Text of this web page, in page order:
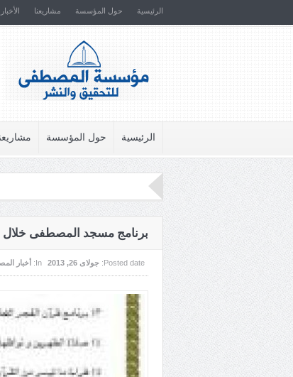
الرئيسية حول المؤسسة مشاريعنا الأخبار
الرئيسية حول المؤسسة
برنامج مسجد المصطفى خلال
Posted date: جولای 26, 2013 In: أخبار